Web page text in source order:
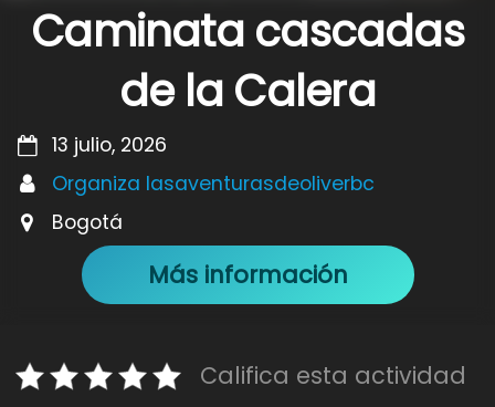
Caminata cascadas
de la Calera
13 julio, 2026
Organiza lasaventurasdeoliverbc
Bogotá
Más información
Califica esta actividad